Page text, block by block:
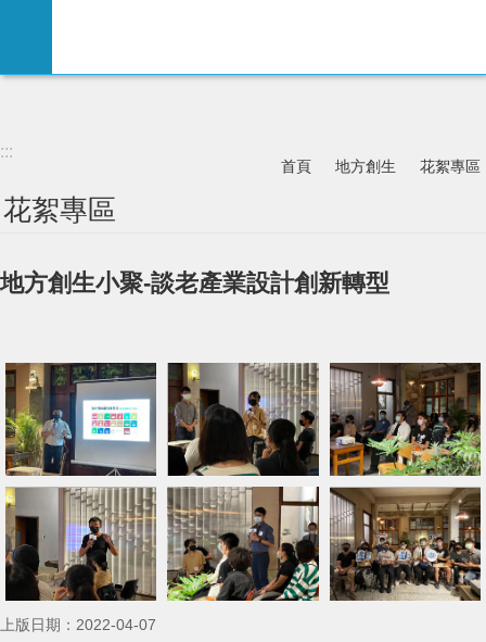
:::
首頁 地方創生 花絮專區
花絮專區
地方創生小聚-談老產業設計創新轉型
上版日期：2022-04-07